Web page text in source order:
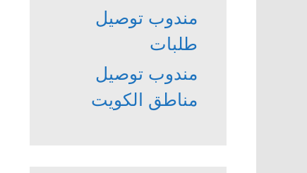
مندوب توصيل
طلبات
مندوب توصيل
مناطق الكويت